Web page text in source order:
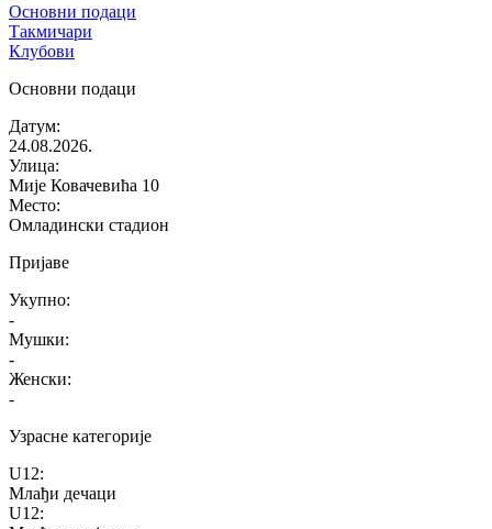
Основни подаци
Такмичари
Клубови
Основни подаци
Датум:
24.08.2026.
Улица:
Мије Ковачевића 10
Место:
Омладински стадион
Пријаве
Укупно:
-
Мушки:
-
Женски:
-
Узрасне категорије
U12:
Млађи дечаци
U12: